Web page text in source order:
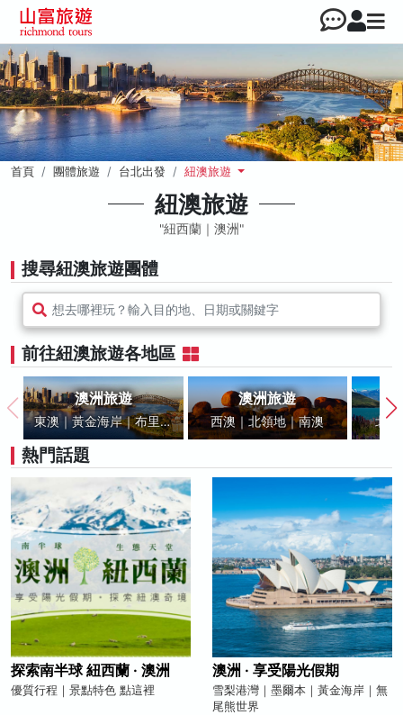
首頁 團體旅遊 台北出發 紐澳旅遊
紐澳旅遊
紐西蘭｜澳洲
搜尋紐澳旅遊團體
想去哪裡玩？輸入目的地、日期或關鍵字
前往紐澳旅遊各地區
澳洲旅遊
東澳｜黃金海岸｜布里斯
本｜雪梨｜墨爾本｜凱恩
澳洲旅遊
西澳｜北領地｜南澳 北島
熱門話題
探索南半球 紐西蘭 · 澳洲
優質行程｜景點特色 點這裡
澳洲 · 享受陽光假期
雪梨港灣｜墨爾本｜黃金海岸｜無
尾熊世界